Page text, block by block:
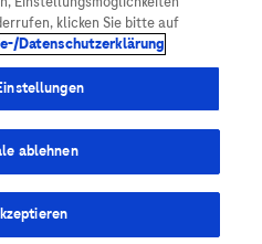
Podcast
Vigilanz-Training
klicken Sie bitte auf
Datenschutzerklärung
ablehnen